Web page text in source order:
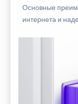
Основные
интернета и